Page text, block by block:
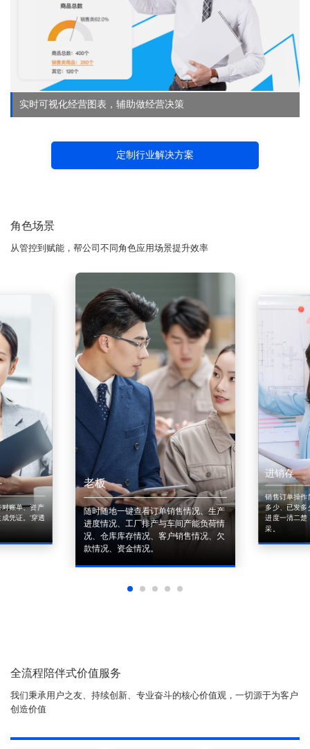
实时可视化经营图表，辅助做经营决策
定制行业解决方案
角色场景
从管控到赋能，帮公司不同角色应用场景提升效率
账单、资产
凭证。'穿透
老板
随时随地一键查看订单销售情况、生产
进度情况、工厂排产与车间产能负荷情
况、仓库库存情况、客户销售情况、欠
款情况、资金情况。
进销存
销售订单操作
多少、已发多
进度一清二楚
采。
全流程陪伴式价值服务
我们秉承用户之友、持续创新、专业奋斗的核心价值观，一切源于为客户
创造价值